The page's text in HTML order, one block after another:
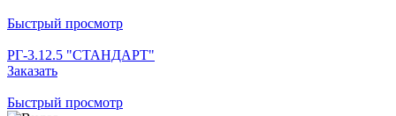
Быстрый просмотр
РГ-3.12.5 "СТАНДАРТ"
Заказать
Быстрый просмотр